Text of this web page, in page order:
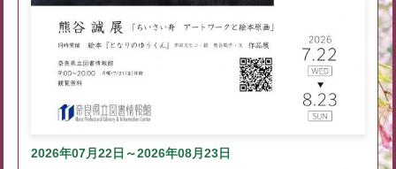
2026年07月22日～2026年08月23日